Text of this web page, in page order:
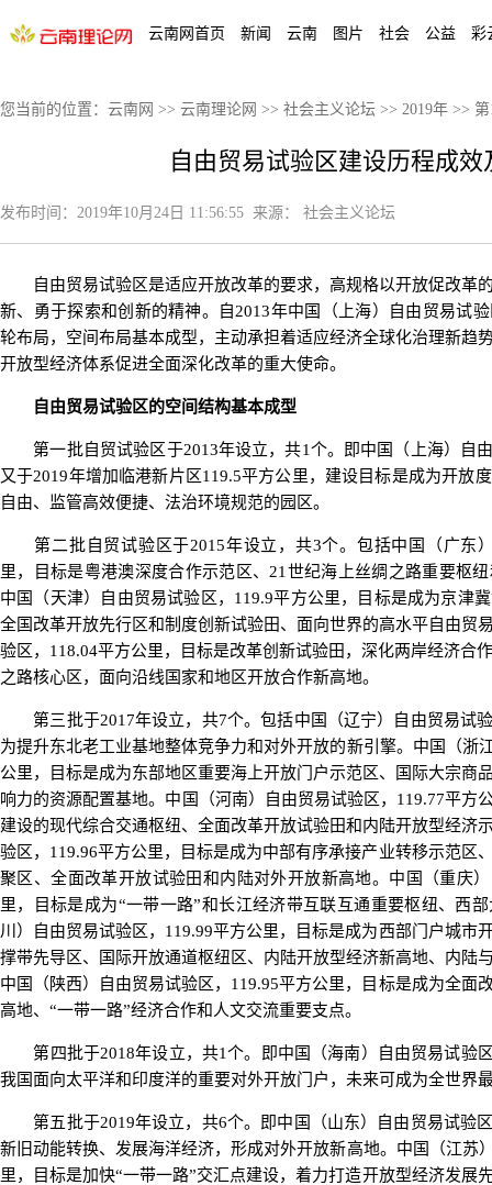
云南网首页 新闻 云南 图片 社会 公益 彩
您当前的位置： 云南网 >> 云南理论网 >> 社会主义论坛 >> 2019年 >>
自由贸易试验区建设历程成效
发布时间： 2019年10月24日 11:56:55 来源： 社会主义论坛
自由贸易试验区是适应开放改革的要求，高规格以开放促改革
新、勇于探索和创新的精神。自2013年中国（上海）自由贸易试
轮布局，空间布局基本成型，主动承担着适应经济全球化治理新趋
开放型经济体系促进全面深化改革的重大使命。
自由贸易试验区的空间结构基本成型
第一批自贸试验区于2013年设立，共1个。即中国（上海）自
又于2019年增加临港新片区119.5平方公里，建设目标是成为开放
自由、监管高效便捷、法治环境规范的园区。
第二批自贸试验区于2015年设立，共3个。包括中国（广东
里，目标是粤港澳深度合作示范区、21世纪海上丝绸之路重要枢
中国（天津）自由贸易试验区，119.9平方公里，目标是成为京津
全国改革开放先行区和制度创新试验田、面向世界的高水平自由贸
验区，118.04平方公里，目标是改革创新试验田，深化两岸经济合
之路核心区，面向沿线国家和地区开放合作新高地。
第三批于2017年设立，共7个。包括中国（辽宁）自由贸易试
为提升东北老工业基地整体竞争力和对外开放的新引擎。中国（浙
公里，目标是成为东部地区重要海上开放门户示范区、国际大宗商
响力的资源配置基地。中国（河南）自由贸易试验区，119.77平方
建设的现代综合交通枢纽、全面改革开放试验田和内陆开放型经济
验区，119.96平方公里，目标是成为中部有序承接产业转移示范区
聚区、全面改革开放试验田和内陆对外开放新高地。中国（重庆
里，目标是成为“一带一路”和长江经济带互联互通重要枢纽、西
川）自由贸易试验区，119.99平方公里，目标是成为西部门户城市
撑带先导区、国际开放通道枢纽区、内陆开放型经济新高地、内陆
中国（陕西）自由贸易试验区，119.95平方公里，目标是成为全面
高地、“一带一路”经济合作和人文交流重要支点。
第四批于2018年设立，共1个。即中国（海南）自由贸易试验
我国面向太平洋和印度洋的重要对外开放门户，未来可成为全世界
第五批于2019年设立，共6个。即中国（山东）自由贸易试验
新旧动能转换、发展海洋经济，形成对外开放新高地。中国（江苏
里，目标是加快“一带一路”交汇点建设，着力打造开放型经济发展